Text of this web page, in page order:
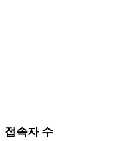
접속자 수